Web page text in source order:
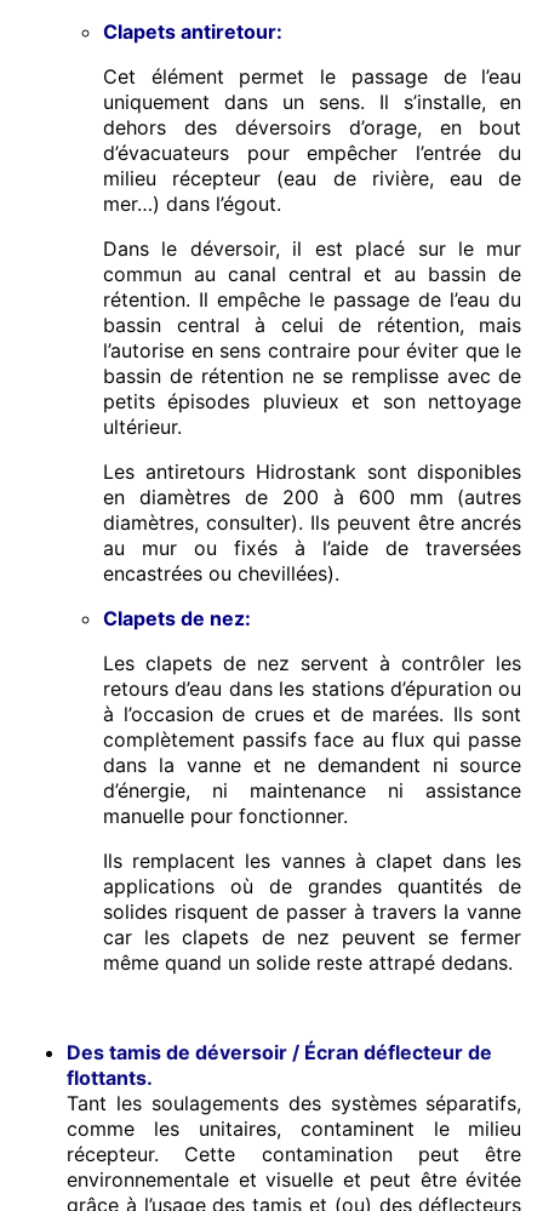
Clapets antiretour:
Cet élément permet le passage de l’eau
uniquement dans un sens. Il s’installe, en
dehors des déversoirs d’orage, en bout
d’évacuateurs pour empêcher l’entrée du
milieu récepteur (eau de rivière, eau de
mer…) dans l’égout.
Dans le déversoir, il est placé sur le mur
commun au canal central et au bassin de
rétention. Il empêche le passage de l’eau du
bassin central à celui de rétention, mais
l’autorise en sens contraire pour éviter que le
bassin de rétention ne se remplisse avec de
petits épisodes pluvieux et son nettoyage
ultérieur.
Les antiretours Hidrostank sont disponibles
en diamètres de 200 à 600 mm (autres
diamètres, consulter). Ils peuvent être ancrés
au mur ou fixés à l’aide de traversées
encastrées ou chevillées).
Clapets de nez:
Les clapets de nez servent à contrôler les
retours d’eau dans les stations d’épuration ou
à l’occasion de crues et de marées. Ils sont
complètement passifs face au flux qui passe
dans la vanne et ne demandent ni source
d’énergie, ni maintenance ni assistance
manuelle pour fonctionner.
Ils remplacent les vannes à clapet dans les
applications où de grandes quantités de
solides risquent de passer à travers la vanne
car les clapets de nez peuvent se fermer
même quand un solide reste attrapé dedans.
Des tamis de déversoir / Écran déflecteur de
flottants.
Tant les soulagements des systèmes séparatifs,
comme les unitaires, contaminent le milieu
récepteur. Cette contamination peut être
environnementale et visuelle et peut être évitée
grâce à l’usage des tamis et (ou) des déflecteurs